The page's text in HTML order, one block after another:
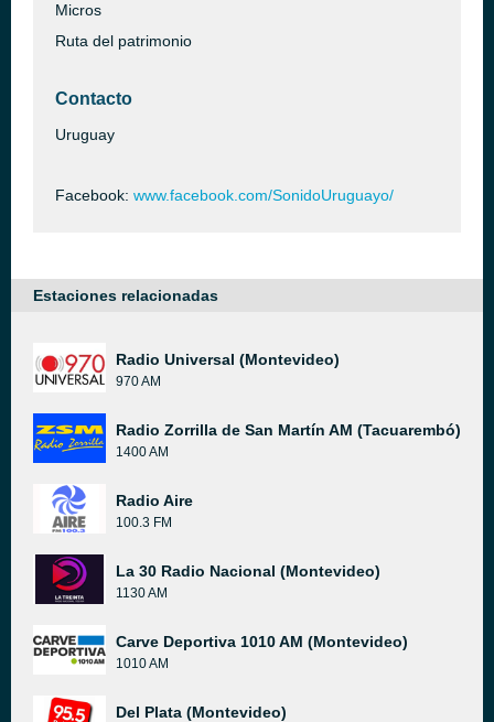
Micros
Ruta del patrimonio
Contacto
Uruguay
Facebook: www.facebook.com/SonidoUruguayo/
Estaciones relacionadas
Radio Universal (Montevideo)
970 AM
Radio Zorrilla de San Martín AM (Tacuarembó)
1400 AM
Radio Aire
100.3 FM
La 30 Radio Nacional (Montevideo)
1130 AM
Carve Deportiva 1010 AM (Montevideo)
1010 AM
Del Plata (Montevideo)